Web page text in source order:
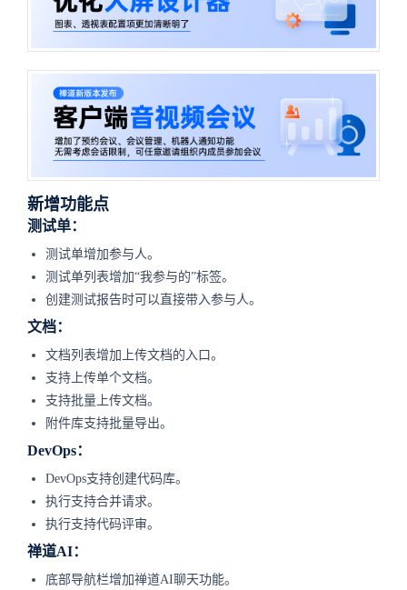
新增功能点
测试单：
测试单增加参与人。
测试单列表增加“我参与的”标签。
创建测试报告时可以直接带入参与人。
文档：
文档列表增加上传文档的入口。
支持上传单个文档。
支持批量上传文档。
附件库支持批量导出。
DevOps：
DevOps支持创建代码库。
执行支持合并请求。
执行支持代码评审。
禅道AI：
底部导航栏增加禅道AI聊天功能。